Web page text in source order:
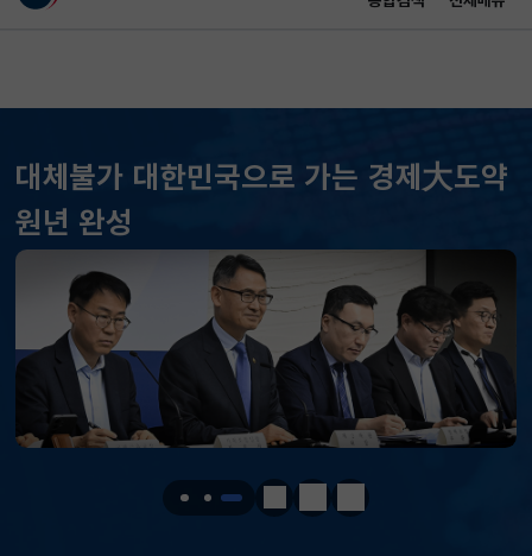
대체불가 대한민국으로 가는 경제大도약
원년 완성
정지 이전 다음
KOSPI 6258.77 37.61(하락)
KOSDAQ
국고채(3년) 3.746 0.004(상승)
달러-원 1410.6000 13.2000(하락)
KOSPI 6258.77 37.61(하락)
KOSDAQ 798.81 2.86(하락)